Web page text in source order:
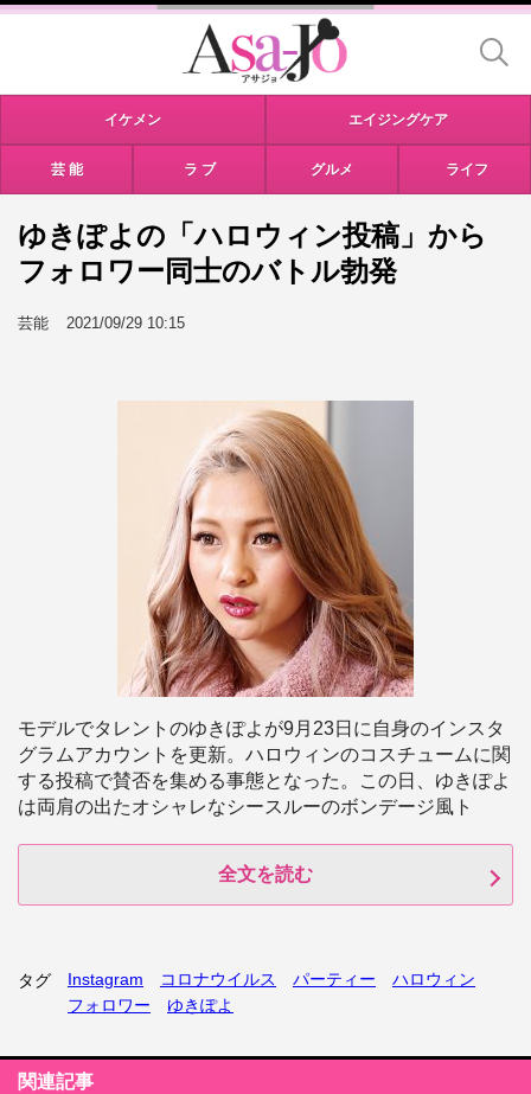
イケメン エイジングケア
芸 能 ラ ブ グルメ ライフ
ゆきぽよの「ハロウィン投稿」から
フォロワー同士のバトル勃発
芸能 2021/09/29 10:15
モデルでタレントのゆきぽよが9月23日に自身のインスタ
グラムアカウントを更新。ハロウィンのコスチュームに関
する投稿で賛否を集める事態となった。この日、ゆきぽよ
は両肩の出たオシャレなシースルーのボンデージ風ト
全文を読む
タグ Instagram コロナウイルス パーティー
ハロウィン
フォロワー
ゆきぽよ
関連記事